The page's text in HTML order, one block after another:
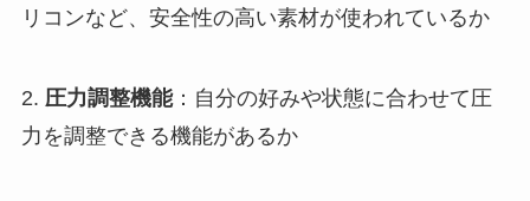
リコンなど、安全性の高い素材が使われているか
2. 圧力調整機能：自分の好みや状態に合わせて圧
力を調整できる機能があるか